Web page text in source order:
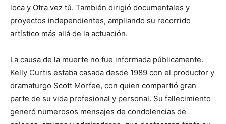
loca y Otra vez tú. También dirigió documentales y
proyectos independientes, ampliando su recorrido
artístico más allá de la actuación.
La causa de la muerte no fue informada públicamente.
Kelly Curtis estaba casada desde 1989 con el productor y
dramaturgo Scott Morfee, con quien compartió gran
parte de su vida profesional y personal. Su fallecimiento
generó numerosos mensajes de condolencias de